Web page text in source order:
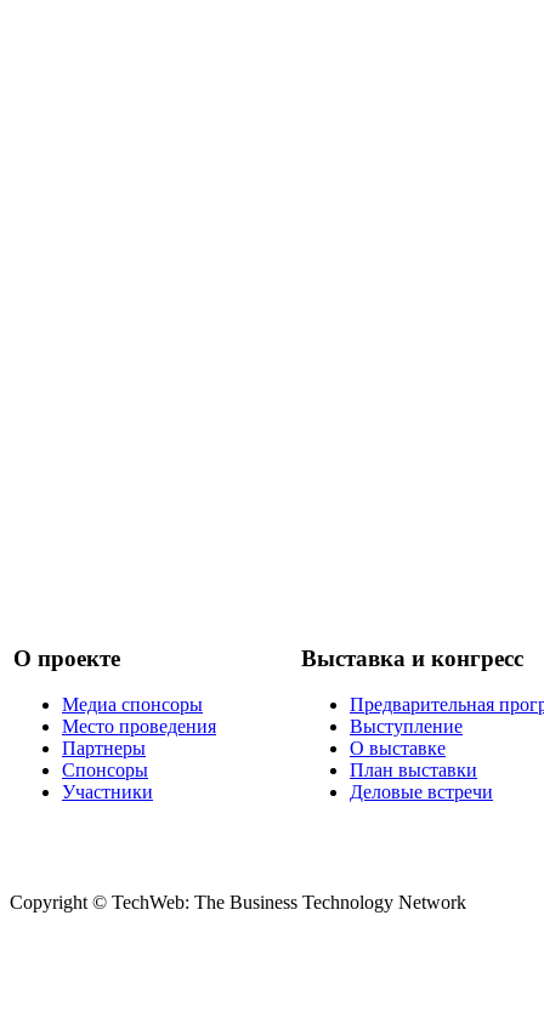
О проекте
Медиа спонсоры
Место проведения
Партнеры
Спонсоры
Участники
Выставка и конгресс
Предварительная
Выступление
О выставке
План выставки
Деловые встречи
Copyright © TechWeb: The Business Technology Network